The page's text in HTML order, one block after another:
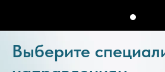
Выберите